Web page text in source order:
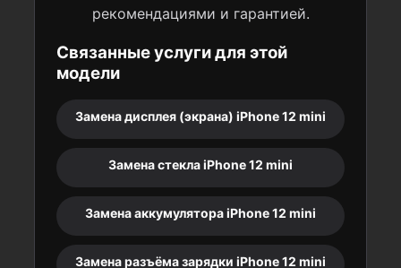
рекомендациями и гарантией.
Связанные услуги для этой
модели
Замена дисплея (экрана) iPhone 12 mini
Замена стекла iPhone 12 mini
Замена аккумулятора iPhone 12 mini
Замена разъёма зарядки iPhone 12 mini